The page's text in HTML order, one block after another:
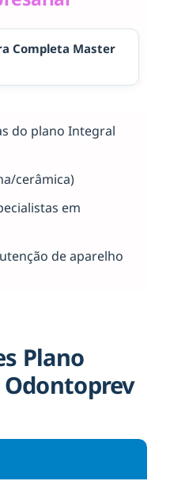
Completa Master
do plano Integral
cerâmica)
em
de aparelho
Plano